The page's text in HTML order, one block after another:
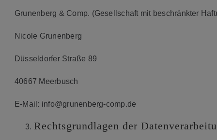
Grunenberg & Comp. (Gesellschaft mit beschränkter
Nicole Grunenberg
Düsseldorfer Straße 89
40667 Meerbusch
E-Mail: info@grunenberg-comp.de
Rechtsgrundlagen der